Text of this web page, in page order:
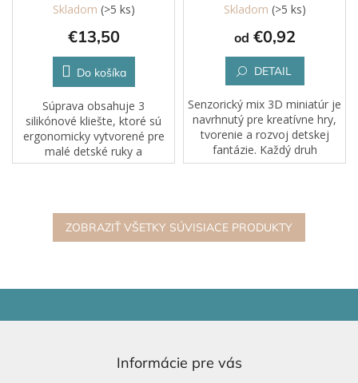
Skladom (>5 ks)
€13,50
Do košíka
Súprava obsahuje 3
silikónové kliešte, ktoré sú
ergonomicky vytvorené pre
malé detské ruky a
jednoduché použitie. Rozvíja
Skladom (>5 ks)
od €0,92
DETAIL
Senzorický mix 3D miniatúr je
navrhnutý pre kreatívne hry,
tvorenie a rozvoj detskej
fantázie. Každý druh
obsahuje 4ks miniatúr alebo
list,...
ZOBRAZIŤ VŠETKY SÚVISIACE PRODUKTY
Informácie pre vás